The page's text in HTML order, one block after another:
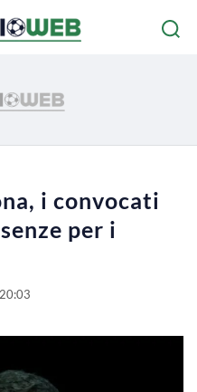
i convocati
per i